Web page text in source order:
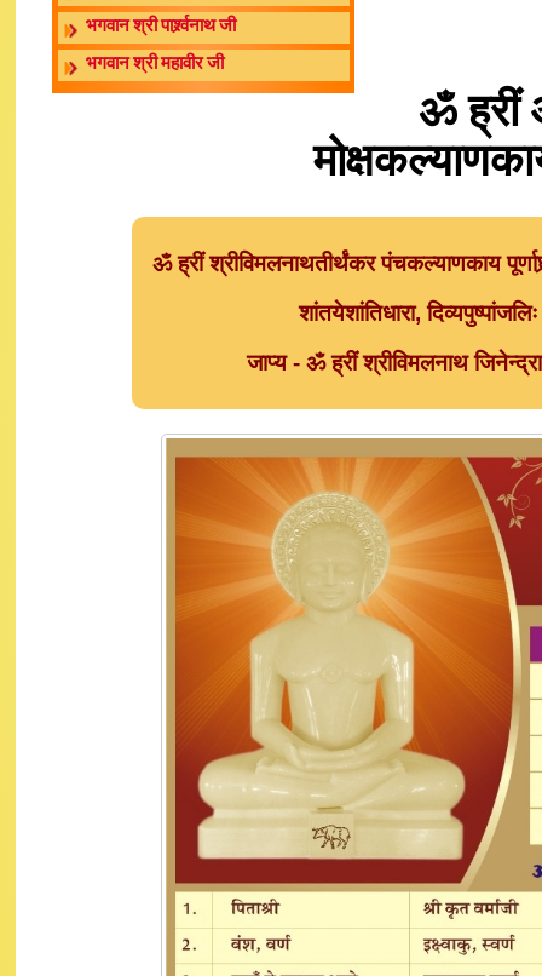
भगवान श्री पार्श्र्वनाथ जी
भगवान श्री महावीर जी
ॐ ह्रीं
ॐ ह्रीं श्रीविमलनाथतीर्थंकर पंचकल्याणकाय
शांतयेशांतिधारा,
जाप्य - ॐ ह्रीं श्रीविमलनाथ